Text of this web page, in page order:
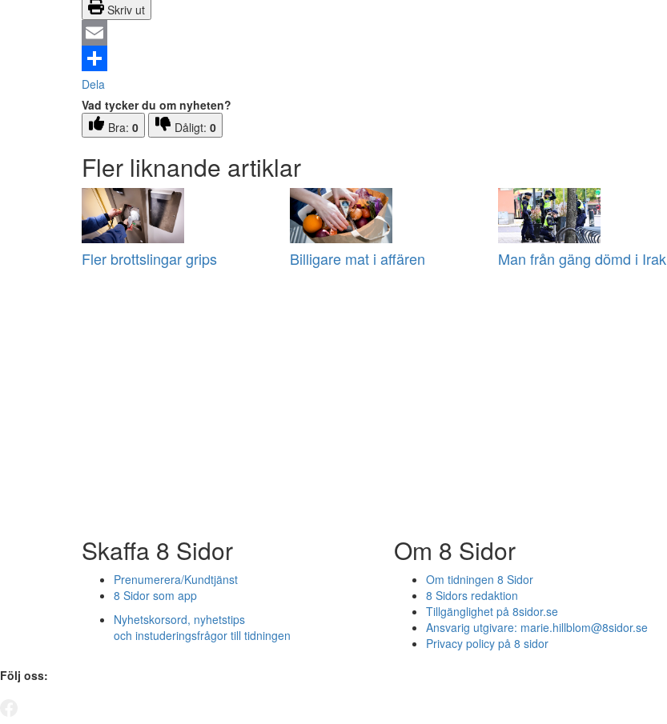
Skriv ut
Email
Dela
Vad tycker du om nyheten?
Bra: 0 Dåligt: 0
Fler liknande artiklar
Fler brottslingar grips Billigare mat i affären Man från gäng dömd i Irak
Skaffa 8 Sidor
Prenumerera/Kundtjänst
8 Sidor som app
Nyhetskorsord, nyhetstips
och instuderingsfrågor till tidningen
Om 8 Sidor
Om tidningen 8 Sidor
8 Sidors redaktion
Tillgänglighet på 8sidor.se
Ansvarig utgivare: marie.hillblom@8sidor.se
Privacy policy på 8 sidor
Följ oss: